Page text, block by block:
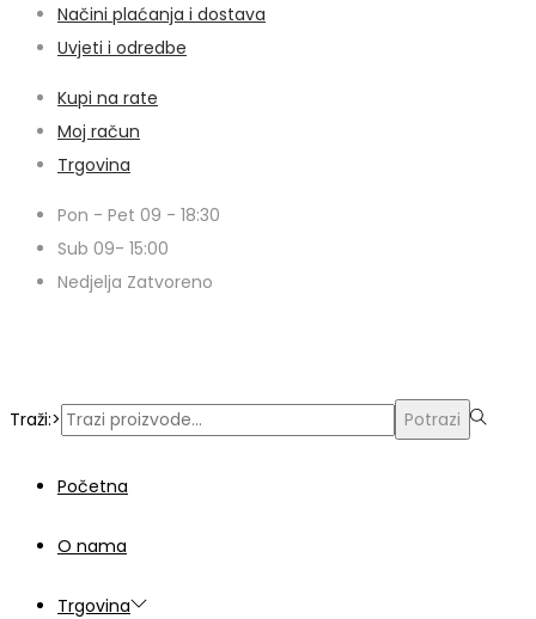
Načini plaćanja i dostava
Uvjeti i odredbe
Kupi na rate
Moj račun
Trgovina
Pon - Pet 09 - 18:30
Sub 09- 15:00
Nedjelja Zatvoreno
Traži:> Potrazi
Početna
O nama
Trgovina